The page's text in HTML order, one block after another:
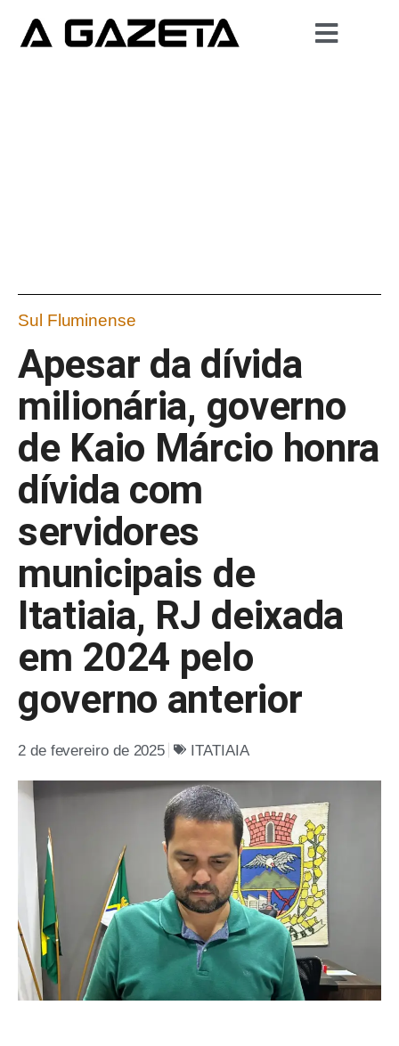
Sul Fluminense
Apesar da dívida
milionária, governo
de Kaio Márcio honra
dívida com
servidores
municipais de
Itatiaia, RJ deixada
em 2024 pelo
governo anterior
2 de fevereiro de 2025 ITATIAIA